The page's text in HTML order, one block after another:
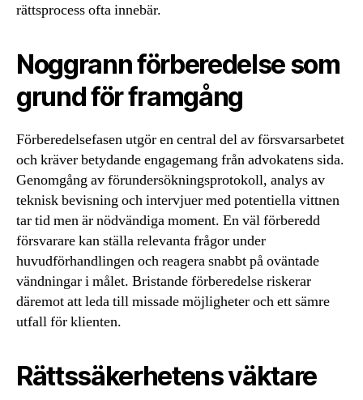
rättsprocess ofta innebär.
Noggrann förberedelse som
grund för framgång
Förberedelsefasen utgör en central del av försvarsarbetet
och kräver betydande engagemang från advokatens sida.
Genomgång av förundersökningsprotokoll, analys av
teknisk bevisning och intervjuer med potentiella vittnen
tar tid men är nödvändiga moment. En väl förberedd
försvarare kan ställa relevanta frågor under
huvudförhandlingen och reagera snabbt på oväntade
vändningar i målet. Bristande förberedelse riskerar
däremot att leda till missade möjligheter och ett sämre
utfall för klienten.
Rättssäkerhetens väktare